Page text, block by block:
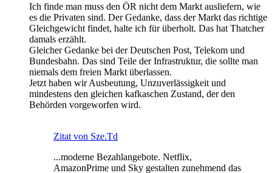
Ich finde man muss den ÖR nicht dem Markt ausliefern, wie
es die Privaten sind. Der Gedanke, dass der Markt das richtige
Gleichgewicht findet, halte ich für überholt. Das hat Thatcher
damals erzählt.
Gleicher Gedanke bei der Deutschen Post, Telekom und
Bundesbahn. Das sind Teile der Infrastruktur, die sollte man
niemals dem freien Markt überlassen.
Jetzt haben wir Ausbeutung, Unzuverlässigkeit und
mindestens den gleichen kafkaschen Zustand, der den
Behörden vorgeworfen wird.
Zitat von Sze.Td
...moderne Bezahlangebote. Netflix,
AmazonPrime und Sky gestalten zunehmend das